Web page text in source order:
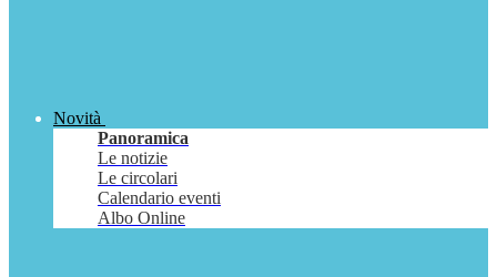
Novità
Panoramica
Le notizie
Le circolari
Calendario eventi
Albo Online